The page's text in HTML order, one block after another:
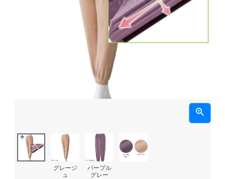
グレージ
ュ
パープル
グレー